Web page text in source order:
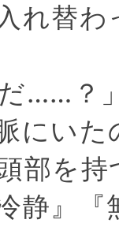
れ替
だ……？
にい
部を持
静』『